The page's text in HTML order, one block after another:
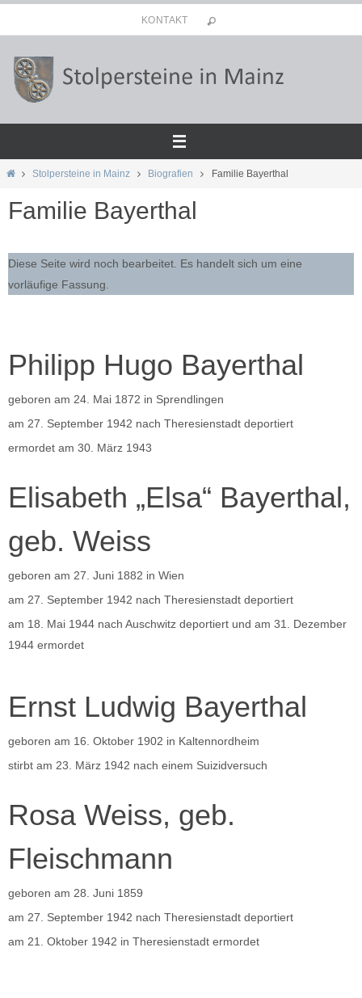
Inhalt
springen
KONTAKT
StartStolpersteine in Mainz Biografien Familie Bayerthal
Familie Bayerthal
Diese Seite wird noch bearbeitet. Es handelt sich um eine
vorläufige Fassung.
Philipp Hugo Bayerthal
geboren am 24. Mai 1872 in Sprendlingen
am 27. September 1942 nach Theresienstadt deportiert
ermordet am 30. März 1943
Elisabeth „Elsa“ Bayerthal,
geb. Weiss
geboren am 27. Juni 1882 in Wien
am 27. September 1942 nach Theresienstadt deportiert
am 18. Mai 1944 nach Auschwitz deportiert und am 31. Dezember
1944 ermordet
Ernst Ludwig Bayerthal
geboren am 16. Oktober 1902 in Kaltennordheim
stirbt am 23. März 1942 nach einem Suizidversuch
Rosa Weiss, geb.
Fleischmann
geboren am 28. Juni 1859
am 27. September 1942 nach Theresienstadt deportiert
am 21. Oktober 1942 in Theresienstadt ermordet